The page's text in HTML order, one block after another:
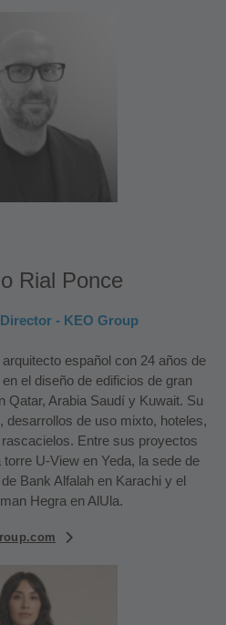
Rial Ponce
- KEO Group
español con 24 años de
el diseño de edificios de gran
Qatar, Arabia Saudí y Kuwait. Su
desarrollos de uso mixto, hoteles,
Entre sus proyectos
U-View en Yeda, la sede de
Bank Alfalah en Karachi y el
Hegra en AlUla.